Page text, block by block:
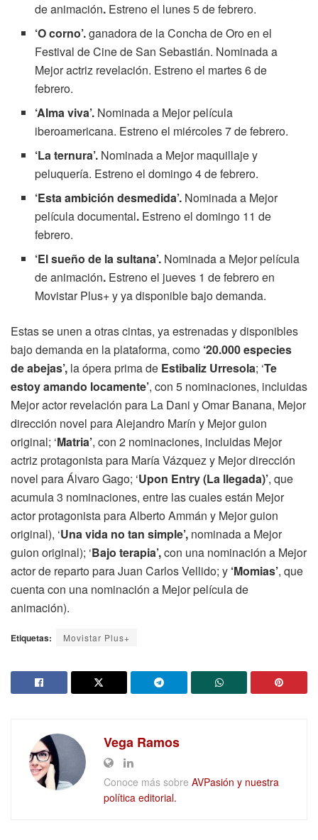
de animación. Estreno el lunes 5 de febrero.
‘O corno’.ganadora de la Concha de Oro en el
Festival de Cine de San Sebastián. Nominada a
Mejor actriz revelación. Estreno el martes 6 de
febrero.
‘Alma viva’. Nominada a Mejor película
iberoamericana. Estreno el miércoles 7 de febrero.
‘La ternura’. Nominada a Mejor maquillaje y
peluquería. Estreno el domingo 4 de febrero.
‘Esta ambición desmedida’. Nominada a Mejor
película documental. Estreno el domingo 11 de
febrero.
‘El sueño de la sultana’. Nominada a Mejor película
de animación. Estreno el jueves 1 de febrero en
Movistar Plus+ y ya disponible bajo demanda.
Estas se unen a otras cintas, ya estrenadas y disponibles
bajo demanda en la plataforma, como ‘20.000 especies
de abejas’, la ópera prima de Estibaliz Urresola; ‘Te
estoy amando locamente’, con 5 nominaciones, incluidas
Mejor actor revelación para La Dani y Omar Banana, Mejor
dirección novel para Alejandro Marín y Mejor guion
original; ‘Matria’, con 2 nominaciones, incluidas Mejor
actriz protagonista para María Vázquez y Mejor dirección
novel para Álvaro Gago; ‘Upon Entry(La llegada)’, que
acumula 3 nominaciones, entre las cuales están Mejor
actor protagonista para Alberto Ammán y Mejor guion
original), ‘Una vida no tan simple’, nominada a Mejor
guion original); ‘Bajo terapia’,con una nominación a Mejor
actor de reparto para Juan Carlos Vellido; y ‘Momias’, que
cuenta con una nominación a Mejor película de
animación).
Etiquetas: Movistar Plus+
Vega Ramos
Conoce más sobre AVPasión y nuestra
política editorial.